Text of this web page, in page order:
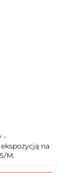
-
na
M.